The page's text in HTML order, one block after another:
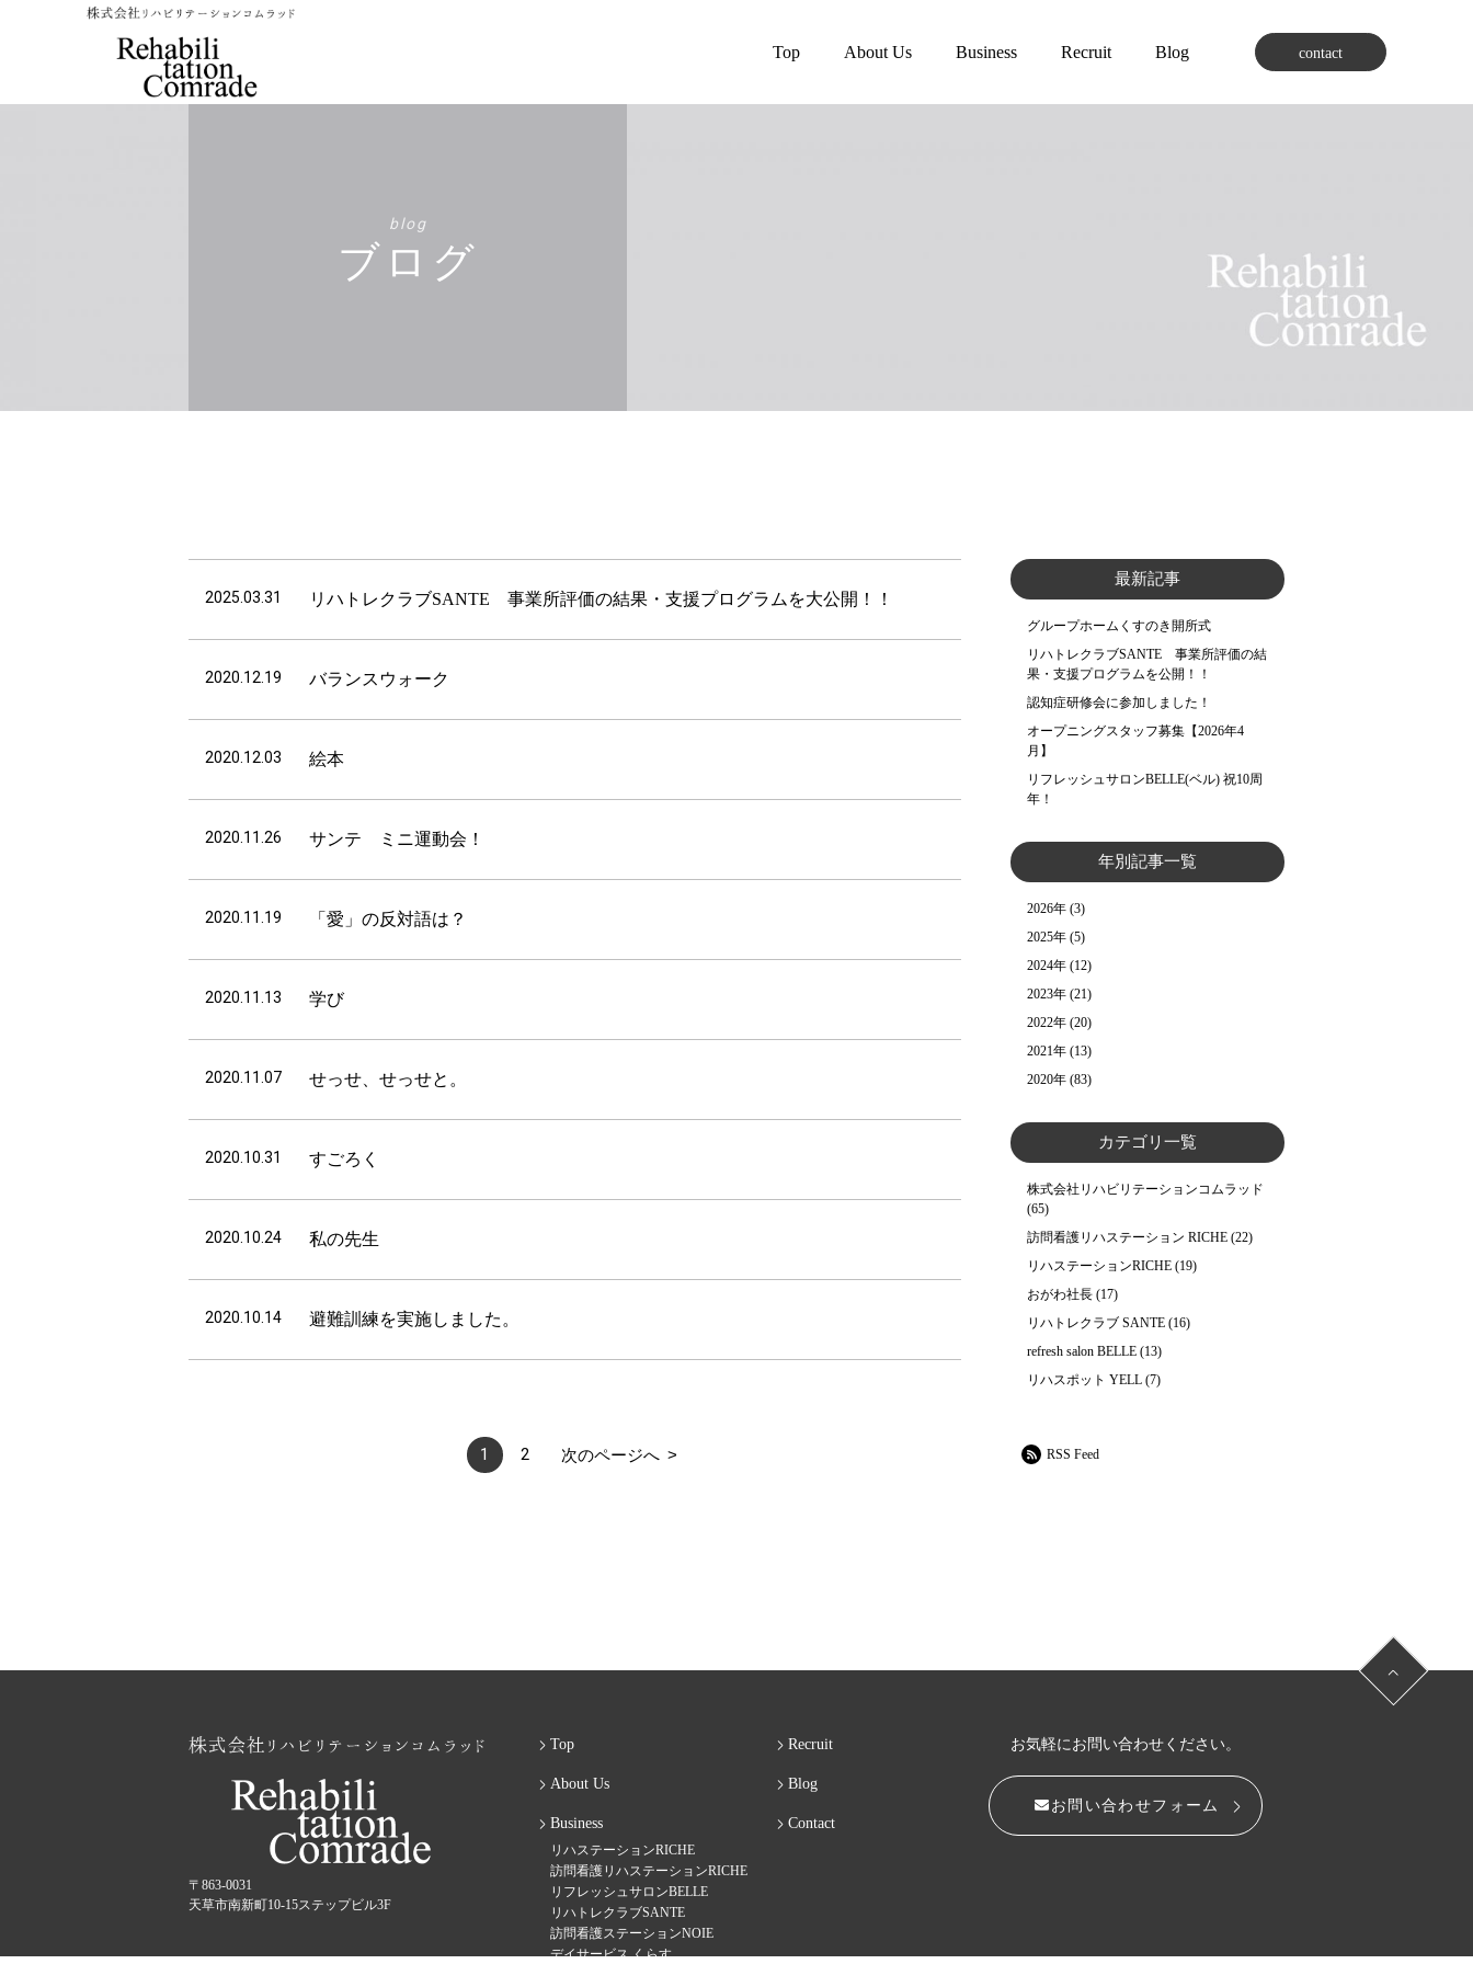
Top About Us Business Recruit Blog contact
blog
ブログ
2025.03.31 リハトレクラブSANTE 事業所評価の結果・支援プログラムを大公開！！
2020.12.19 バランスウォーク
2020.12.03 絵本
2020.11.26 サンテ ミニ運動会！
2020.11.19 「愛」の反対語は？
2020.11.13 学び
2020.11.07 せっせ、せっせと。
2020.10.31 すごろく
2020.10.24 私の先生
2020.10.14 避難訓練を実施しました。
1 2 次のページへ
最新記事
グループホームくすのき開所式
リハトレクラブSANTE 事業所評価の結
果・支援プログラムを公開！！
認知症研修会に参加しました！
オープニングスタッフ募集【2026年4
月】
リフレッシュサロンBELLE(ベル) 祝10周
年！
年別記事一覧
2026年 (3)
2025年 (5)
2024年 (12)
2023年 (21)
2022年 (20)
2021年 (13)
2020年 (83)
カテゴリ一覧
株式会社リハビリテーションコムラッド
(65)
訪問看護リハステーション RICHE (22)
リハステーションRICHE (19)
おがわ社長 (17)
リハトレクラブ SANTE (16)
refresh salon BELLE (13)
リハスポット YELL (7)
RSS Feed
〒863-0031
天草市南新町10-15ステップビル3F
Top
About Us
Business
リハステーションRICHE
訪問看護リハステーションRICHE
リフレッシュサロンBELLE
リハトレクラブSANTE
訪問看護ステーションNOIE
デイサービス くらす
Recruit
Blog
Contact
お気軽にお問い合わせください。
お問い合わせフォーム